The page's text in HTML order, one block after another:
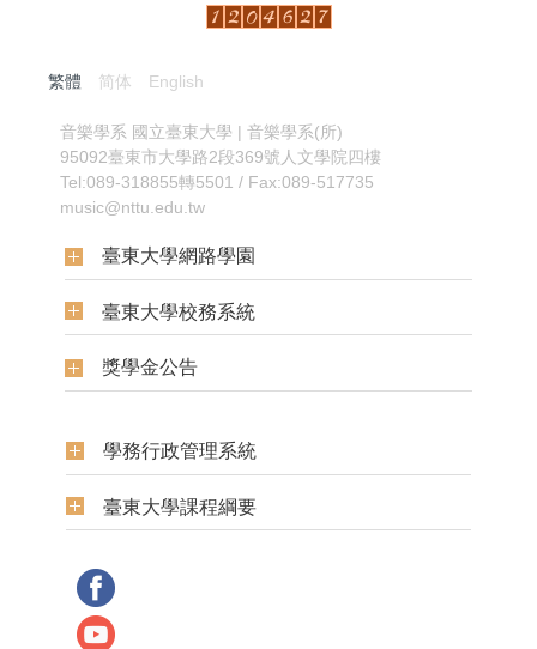
繁體 简体
English
音樂學系 國立臺東大學 | 音樂學系(所)
95092臺東市大學路2段369號人文學院四樓
Tel:089-318855轉5501 / Fax:089-517735
music@nttu.edu.tw
臺東大學網路學園
臺東大學校務系統
獎學金公告
學務行政管理系統
臺東大學課程綱要